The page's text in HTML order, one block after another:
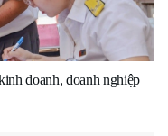
doanh, doanh nghiệp